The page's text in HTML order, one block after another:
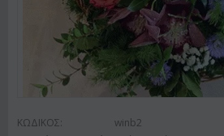
ΚΩΔΙΚΟΣ: winb2